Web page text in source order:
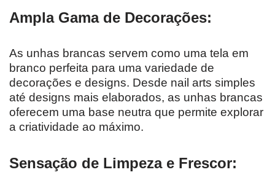
Ampla Gama de Decorações:
As unhas brancas servem como uma tela em
branco perfeita para uma variedade de
decorações e designs. Desde nail arts simples
até designs mais elaborados, as unhas brancas
oferecem uma base neutra que permite explorar
a criatividade ao máximo.
Sensação de Limpeza e Frescor: